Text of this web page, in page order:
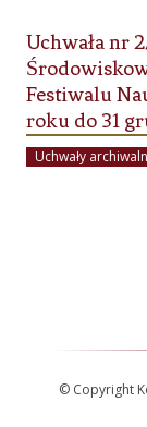
Uchwała nr
Festiwalu
roku do 31
Uchwały
© Copyright